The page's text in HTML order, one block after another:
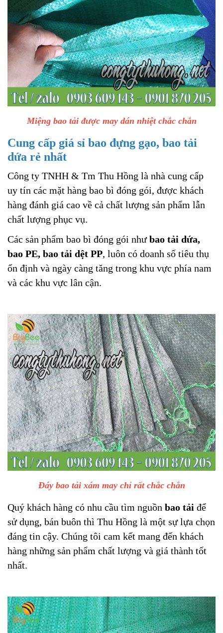
Miệng bao tải được may dán nhiệt chắc chắn
Cung cấp giá sỉ bao đựng gạo, bao tải
dứa rẻ nhất
Công ty TNHH & Tm Thu Hồng là nhà cung cấp
uy tín các mặt hàng bao bì đóng gói, được khách
hàng đánh giá cao về cả chất lượng sản phẩm lẫn
chất lượng phục vụ.
Các sản phẩm bao bì đóng gói nhưbao tải dứa,
bao PE, bao tải dệt PP, luôn có doanh số tiêu thụ
ổn định và ngày càng tăng trong khu vực phía nam
và các khu vực lân cận.
Đáy bao tải xám may chỉ rất chắc chắn
Quý khách hàng có nhu cầu tìm nguồn bao tải để
sử dụng, bán buôn thì Thu Hồng là một sự lựa chọn
đáng tin cậy. Chúng tôi cam kết mang đến khách
hàng những sản phẩm chất lượng và giá thành tốt
nhất.